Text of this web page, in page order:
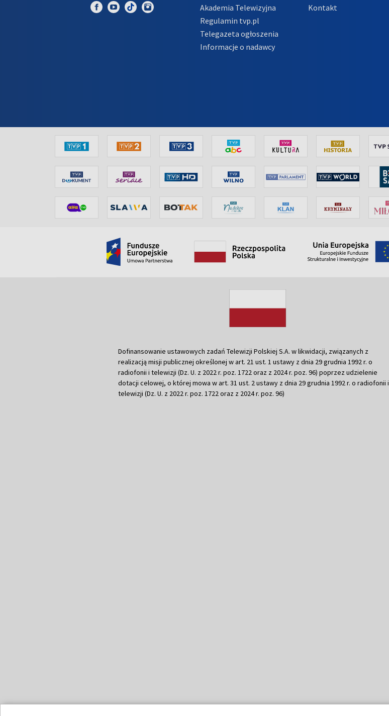
Akademia Telewizyjna
Regulamin tvp.pl
Telegazeta ogłoszenia
Informacje o nadawcy
Kontakt
Dofinansowanie ustawowych zadań Telewizji Polskiej S.A. w likwidacji, związanych z
realizacją misji publicznej określonej w art. 21 ust. 1 ustawy z dnia 29 grudnia 1992 r. o
radiofonii i telewizji (Dz. U. z 2022 r. poz. 1722 oraz z 2024 r. poz. 96) poprzez udzielenie
dotacji celowej, o której mowa w art. 31 ust. 2 ustawy z dnia 29 grudnia 1992 r. o radiofonii i
telewizji (Dz. U. z 2022 r. poz. 1722 oraz z 2024 r. poz. 96)